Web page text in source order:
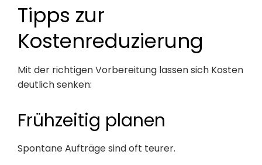
Tipps zur
Kostenreduzierung
Mit der richtigen Vorbereitung lassen sich Kosten
deutlich senken:
Frühzeitig planen
Spontane Aufträge sind oft teurer.